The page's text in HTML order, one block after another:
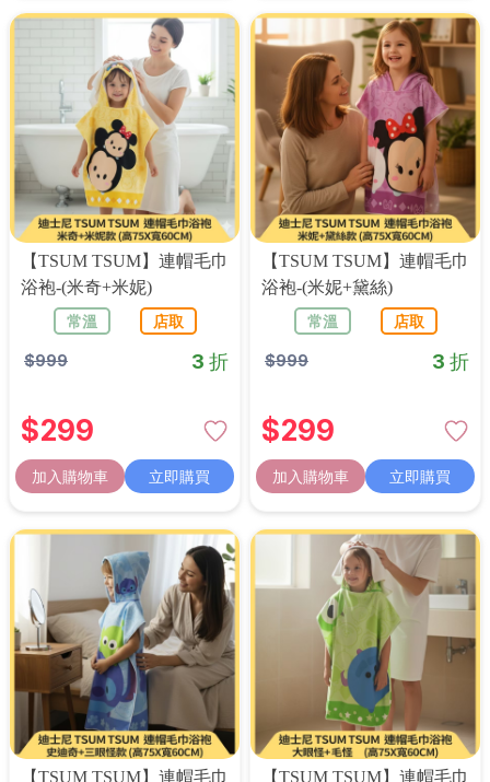
【TSUM TSUM】連帽毛巾
浴袍-(米奇+米妮)
常溫
店取
$999 3 折
$299
加入購物車 立即購買
【TSUM TSUM】連帽毛巾
浴袍-(米妮+黛絲)
常溫
店取
$999 3 折
$299
加入購物車 立即購買
【TSUM TSUM】連帽毛巾
【TSUM TSUM】連帽毛巾